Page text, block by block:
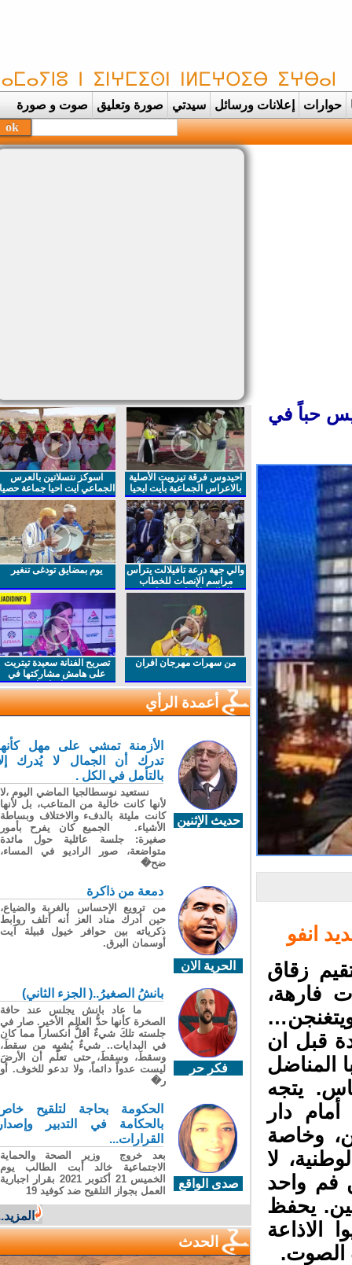
حوارات إعلانات ورسائل سيدتي صورة وتعليق صوت و صورة
بحفظة |
حباً في
انفو
زقاق
فارهة،
قبل ان
يتجه
دار
وخاصة
لا
واحد
يحفظ
الصوت.
احيدوس فرقة تيزويت الأصلية
بالاعراس الجماعية بأيت ايحيا
اسوكز نتسلاتين بالعرس
الجماعي ايت احيا جماعة حصيا
والي جهة درعة تافيلالت يترأس
مراسم الإنصات للخطاب
الملكي السامي بمناسبة
يوم بمضايق تودغى تنغير
من سهرات مهرجان افران
تصريح الفنانة سعيدة تيتريت
على هامش مشاركتها في
مهرجان افران
أعمدة الرأي
حديث الإثنين
الأزمنة تمشي على مهل كأنها
تدرك أن الجمال لا يُدرك إلا
بالتأمل في الكل .
نستعيد نوسطالجيا الماضي اليوم ،لا
لأنها كانت خالية من المتاعب، بل لأنها
كانت مليئة بالدفء والاختلاف وبساطة
الأشياء. الجميع كان يفرح بأمور
صغيرة: جلسة عائلية حول مائدة
متواضعة، صور الراديو في المساء،
ضح�
الحرية الان
دمعة من ذاكرة
من ترويع الإحساس بالغربة والضياع،
حين أدرك مناد العز أنه أتلف روابط
ذكرياته بين حوافر خيول قبيلة آيت
أوسمان البرق.
فكر حر
بانشُ الصغيرُ..( الجزء الثاني)
ما عاد بانش يجلس عند حافة
الصخرة كأنها حدُّ العالم الأخير. صار في
جلسته تلكَ شيءٌ أقلُّ انكساراً مما كان
في البدايات.. شيءٌ يُشبِه من سقطَ،
وسقطَ، وسقطَ، حتى تعلّم أن الأرضَ
ليست عدواً دائماً، ولا تدعو للخوف. أو
ر�
صدى الواقع
الحكومة بحاجة لتلقيح خاص
بالحكامة في التدبير وإصدار
القرارات...
بعد خروج وزير الصحة والحماية
الاجتماعية خالد أبت الطالب يوم
الخميس 21 أكتوبر 2021 بقرار اجبارية
العمل بجواز التلقيح ضد كوفيد 19
المزيد...
الحدث